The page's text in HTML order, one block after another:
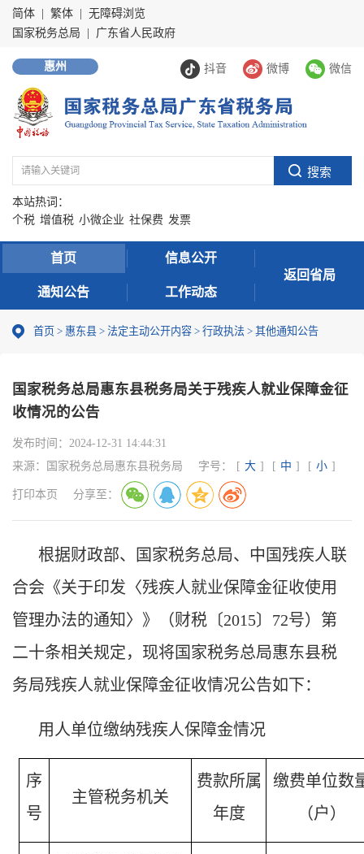
简体 繁体
无障碍浏览
国家税务总局
广东省人民政府
抖音 微博 微信
惠州
本站热词：
个税 增值税 小微企业 社保费 发票
首页 信息公开
通知公告 工作动态
返回省局
首页 > 惠东县 > 法定主动公开内容 > 行政执法 > 其他通知公告
国家税务总局惠东县税务局关于残疾人就业保障金征
收情况的公告
发布时间： 2024-12-31 14:44:31
来源：
国家税务总局惠东县税务局 字号： [ 大 ] [ 中 ] [ 小 ]
打印本页 分享至：
根据财政部、国家税务总局、中国残疾人联
合会《关于印发〈残疾人就业保障金征收使用
管理办法的通知〉》（财税〔2015〕72号）第
二十条相关规定，现将国家税务总局惠东县税
务局残疾人就业保障金征收情况公告如下：
用人单位缴纳残疾人保障金情况
序
号
主管税务机关
费款所属
年度
缴费单位数
（户）